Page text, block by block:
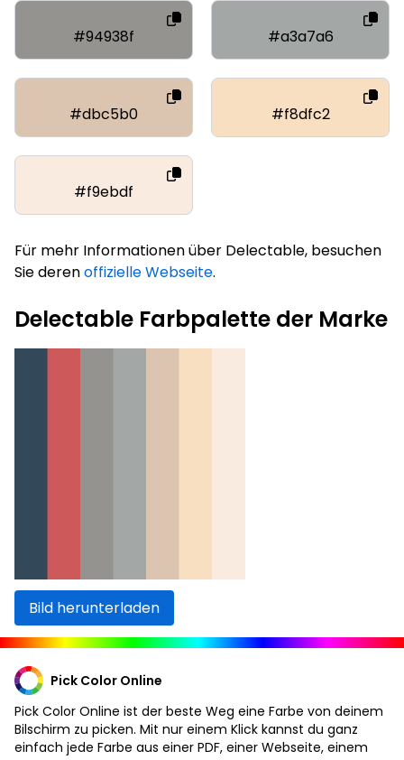
#94938f #a3a7a6
#dbc5b0 #f8dfc2
#f9ebdf
Für mehr Informationen über Delectable, besuchen
Sie derenoffizielle Webseite.
Delectable Farbpalette der Marke
Bild herunterladen
Pick Color Online
Pick Color Online ist der beste Weg eine Farbe von deinem
Bilschirm zu picken. Mit nur einem Klick kannst du ganz
einfach jede Farbe aus einer PDF, einer Webseite, einem